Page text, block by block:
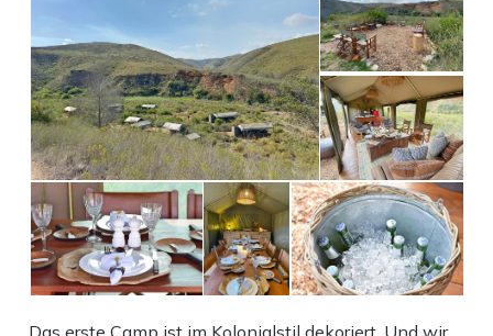
Das erste Camp ist im Kolonialstil dekoriert. Und wir